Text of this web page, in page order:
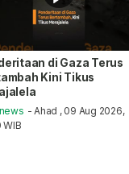
di Gaza Terus
Kini Tikus
- Ahad , 09 Aug 2026,
WIB